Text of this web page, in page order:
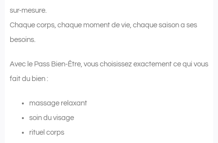
sur-mesure.
Chaque corps, chaque moment de vie, chaque saison a ses
besoins.
Avec le Pass Bien-Être, vous choisissez exactement ce qui vous
fait du bien :
massage relaxant
soin du visage
rituel corps